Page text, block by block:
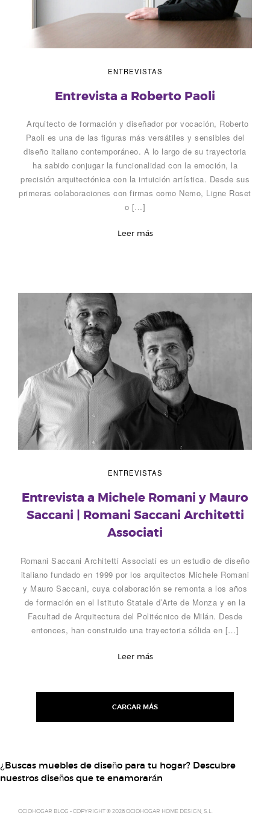
ENTREVISTAS
Entrevista a Roberto Paoli
Arquitecto de formación y diseñador por vocación, Roberto
Paoli es una de las figuras más versátiles y sensibles del
diseño italiano contemporáneo. A lo largo de su trayectoria
ha sabido conjugar la funcionalidad con la emoción, la
precisión arquitectónica con la intuición artística. Desde sus
primeras colaboraciones con firmas como Nemo, Ligne Roset
o […]
Leer más
ENTREVISTAS
Entrevista a Michele Romani y Mauro
Saccani | Romani Saccani Architetti
Associati
Romani Saccani Architetti Associati es un estudio de diseño
italiano fundado en 1999 por los arquitectos Michele Romani
y Mauro Saccani, cuya colaboración se remonta a los años
de formación en el Istituto Statale d’Arte de Monza y en la
Facultad de Arquitectura del Politécnico de Milán. Desde
entonces, han construido una trayectoria sólida en […]
Leer más
CARGAR MÁS
¿Buscas muebles de diseño para tu hogar? Descubre
nuestros diseños que te enamorarán
OCIOHOGAR BLOG - COPYRIGHT © 2026 OCIOHOGAR HOME DESIGN, S.L.